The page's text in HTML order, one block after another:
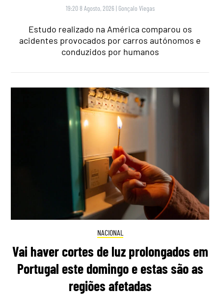
19:20 8 Agosto, 2026 | Gonçalo Viegas
Estudo realizado na América comparou os
acidentes provocados por carros autónomos e
conduzidos por humanos
NACIONAL
Vai haver cortes de luz prolongados em
Portugal este domingo e estas são as
regiões afetadas